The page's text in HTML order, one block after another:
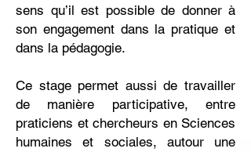
sens qu’il est possible de donner à
son engagement dans la pratique et
dans la pédagogie.
Ce stage permet aussi de travailler
de manière participative, entre
praticiens et chercheurs en Sciences
humaines et sociales, autour une